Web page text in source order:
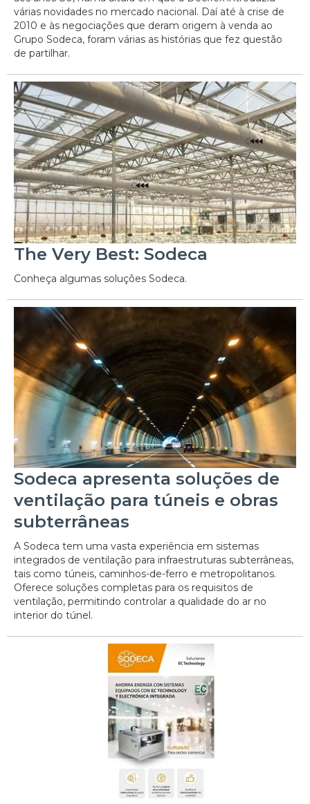
várias novidades no mercado nacional. Daí até à crise de
2010 e às negociações que deram origem à venda ao
Grupo Sodeca, foram várias as histórias que fez questão
de partilhar.
The Very Best: Sodeca
Conheça algumas soluções Sodeca.
Sodeca apresenta soluções de
ventilação para túneis e obras
subterrâneas
A Sodeca tem uma vasta experiência em sistemas
integrados de ventilação para infraestruturas subterrâneas,
tais como túneis, caminhos-de-ferro e metropolitanos.
Oferece soluções completas para os requisitos de
ventilação, permitindo controlar a qualidade do ar no
interior do túnel.